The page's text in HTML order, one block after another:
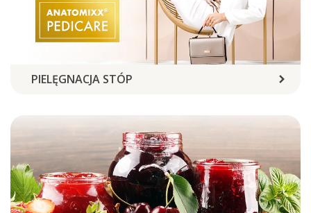
PIELĘGNACJA STÓP